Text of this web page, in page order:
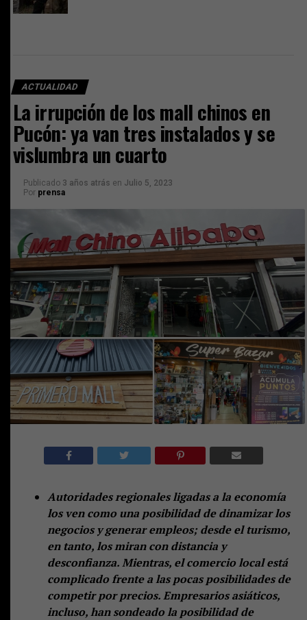
ACTUALIDAD
La irrupción de los mall chinos en
Pucón: ya van tres instalados y se
vislumbra un cuarto
Publicado 3 años atrás en Julio 5, 2023
Por prensa
Autoridades regionales ligadas a la economía
los ven como una posibilidad de dinamizar los
negocios y generar empleos; desde el turismo,
en tanto, los miran con distancia y
desconfianza. Mientras, el comercio local está
complicado frente a las pocas posibilidades de
competir por precios. Empresarios asiáticos,
incluso, han sondeado la posibilidad de